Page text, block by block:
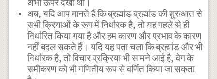
अभी ऊपर देखा था।
अब, यदि आप मानते हैं कि ब्रह्मांड ब्रह्मांड की शुरुआत से
सभी क्रियाओं के रूप में निर्धारक है, तो यह पहले से ही
निर्धारित किया गया है और हम कारण और प्रभाव के कारण
नहीं बदल सकते हैं। यदि यह पता चला कि ब्रह्मांड और भी
निर्धारक है, तो विचार प्रक्रिया भी सामने आई है, वेग के
समीकरण को भी गणितीय रूप से वर्णित किया जा सकता